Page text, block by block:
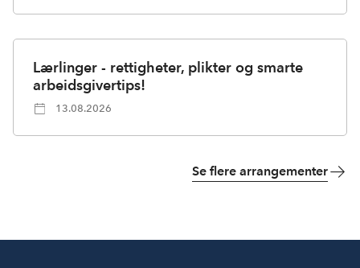
Lærlinger - rettigheter, plikter og smarte
arbeidsgivertips!
13.08.2026
Se flere arrangementer